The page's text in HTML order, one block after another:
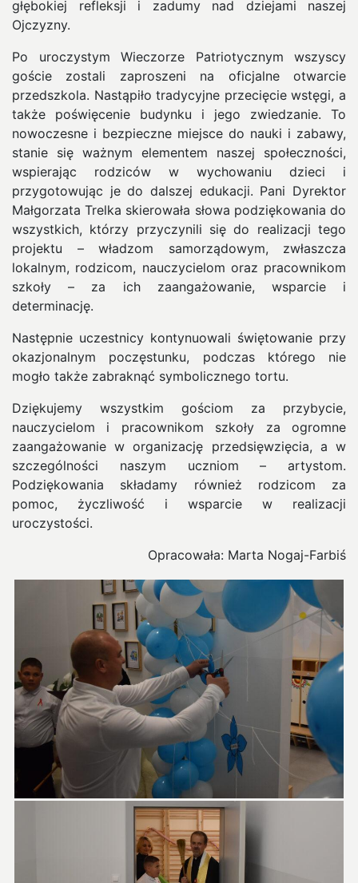
głębokiej refleksji i zadumy nad dziejami naszej
Ojczyzny.
Po uroczystym Wieczorze Patriotycznym wszyscy
goście zostali zaproszeni na oficjalne otwarcie
przedszkola. Nastąpiło tradycyjne przecięcie wstęgi, a
także poświęcenie budynku i jego zwiedzanie. To
nowoczesne i bezpieczne miejsce do nauki i zabawy,
stanie się ważnym elementem naszej społeczności,
wspierając rodziców w wychowaniu dzieci i
przygotowując je do dalszej edukacji. Pani Dyrektor
Małgorzata Trelka skierowała słowa podziękowania do
wszystkich, którzy przyczynili się do realizacji tego
projektu – władzom samorządowym, zwłaszcza
lokalnym, rodzicom, nauczycielom oraz pracownikom
szkoły – za ich zaangażowanie, wsparcie i
determinację.
Następnie uczestnicy kontynuowali świętowanie przy
okazjonalnym poczęstunku, podczas którego nie
mogło także zabraknąć symbolicznego tortu.
Dziękujemy wszystkim gościom za przybycie,
nauczycielom i pracownikom szkoły za ogromne
zaangażowanie w organizację przedsięwzięcia, a w
szczególności naszym uczniom – artystom.
Podziękowania składamy również rodzicom za
pomoc, życzliwość i wsparcie w realizacji
uroczystości.
Opracowała: Marta Nogaj-Farbiś